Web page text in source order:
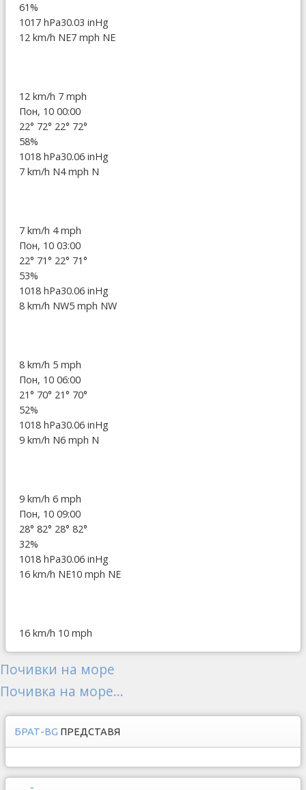
61%
1017 hPa30.03 inHg
12 km/h NE7 mph NE
12 km/h 7 mph
Пон, 10 00:00
22° 72° 22° 72°
58%
1018 hPa30.06 inHg
7 km/h N4 mph N
7 km/h 4 mph
Пон, 10 03:00
22° 71° 22° 71°
53%
1018 hPa30.06 inHg
8 km/h NW5 mph NW
8 km/h 5 mph
Пон, 10 06:00
21° 70° 21° 70°
52%
1018 hPa30.06 inHg
9 km/h N6 mph N
9 km/h 6 mph
Пон, 10 09:00
28° 82° 28° 82°
32%
1018 hPa30.06 inHg
16 km/h NE10 mph NE
16 km/h 10 mph
Почивки на море
Почивка на море...
БРАТ-BG ПРЕДСТАВЯ